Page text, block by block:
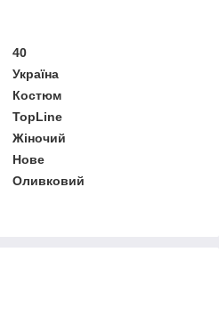
40
Україна
Костюм
TopLine
Жіночий
Нове
Оливковий